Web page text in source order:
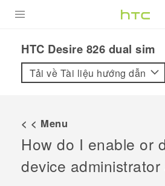
VIVE
VIVERSE
ỨNG DỤNG
HTC Desire 826 dual sim‎
Tải về Tài liệu hướng dẫn
< < Menu
How do I enable or
device administrator